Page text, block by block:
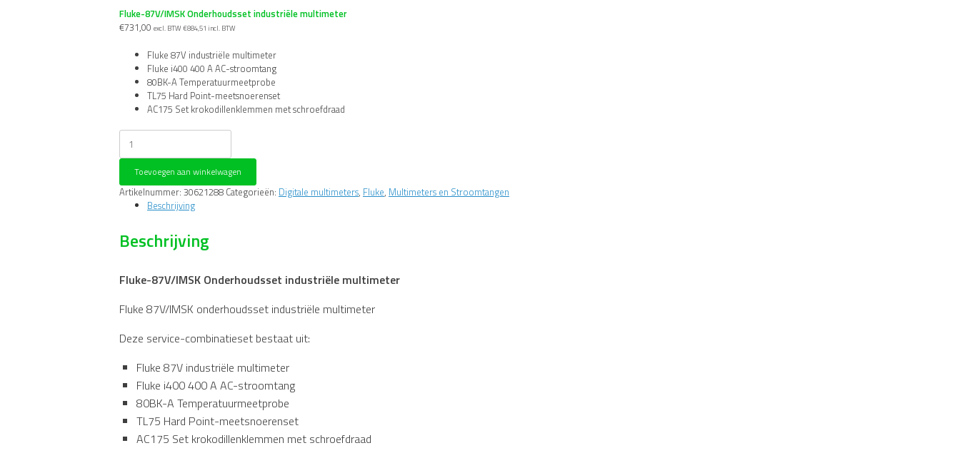
Fluke-87V/IMSK Onderhoudsset industriële multimeter
€731,00 excl. BTW €884,51 incl. BTW
Fluke 87V industriële multimeter
Fluke i400 400 A AC-stroomtang
80BK-A Temperatuurmeetprobe
TL75 Hard Point-meetsnoerenset
AC175 Set krokodillenklemmen met schroefdraad
Fluke-
87V/IMSK
Onderhoudsset
industriële
multimeter
aantal
Toevoegen aan winkelwagen
Artikelnummer: 30621288 Categorieën: Digitale multimeters, Fluke, Multimeters en Stroomtangen
Beschrijving
Beschrijving
Fluke-87V/IMSK Onderhoudsset industriële multimeter
Fluke 87V/IMSK onderhoudsset industriële multimeter
Deze service-combinatieset bestaat uit:
Fluke 87V industriële multimeter
Fluke i400 400 A AC-stroomtang
80BK-A Temperatuurmeetprobe
TL75 Hard Point-meetsnoerenset
AC175 Set krokodillenklemmen met schroefdraad